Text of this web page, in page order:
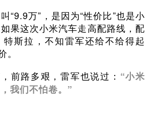
“9.9万”，是因为“性价比”也是小
果这次小米汽车走高配路线，配
斯拉，不知雷军还给不给得起
前路多艰，雷军也说过： “小米
我们不怕卷。”